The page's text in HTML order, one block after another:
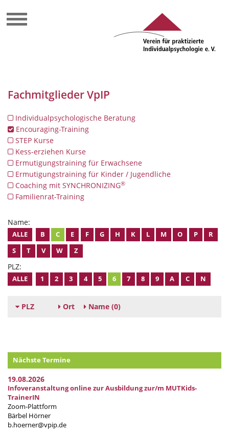
Fachmitglieder VpIP
Individualpsychologische Beratung
Encouraging-Training
STEP Kurse
Kess-erziehen Kurse
Ermutigungstraining für Erwachsene
Ermutigungstraining für Kinder / Jugendliche
Coaching mit SYNCHRONIZING®
Familienrat-Training
Name:
ALLE B C E F G H K L M O P
R
S
T V W Z
PLZ:
ALLE 1 2 3 4 5 6 7 8 9 A C N
PLZ Ort Name (0)
Nächste Termine
19.08.2026
Infoveranstaltung online zur Ausbildung zur/m MUTKids-
TrainerIN
Zoom-Plattform
Bärbel Hörner
b.hoerner@vpip.de